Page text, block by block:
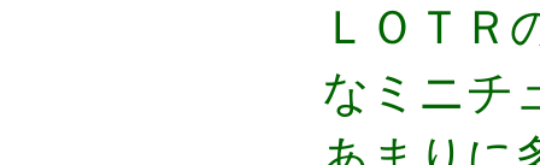
ＬＯＴＲ
なミニチ